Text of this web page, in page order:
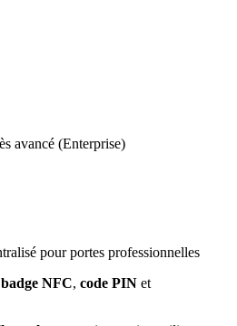
avancé (Enterprise)
pour portes professionnelles
badge NFC, code PIN et